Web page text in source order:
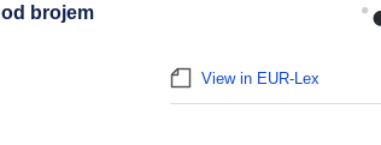
brojem
View in EUR-Lex